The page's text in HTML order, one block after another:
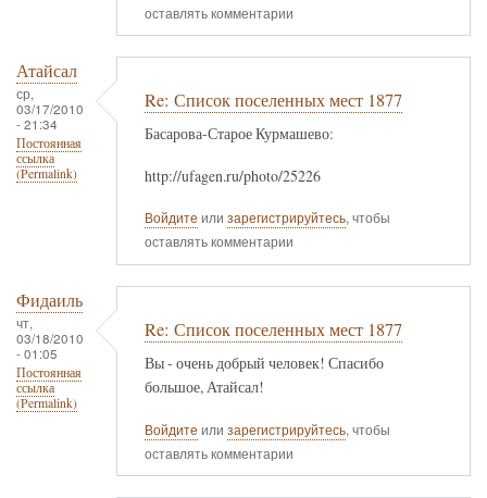
оставлять комментарии
Атайсал
ср,
03/17/2010
- 21:34
Постоянная
ссылка
(Permalink)
Re: Список поселенных мест 1877
Басарова-Старое Курмашево:
http://ufagen.ru/photo/25226
Войдите или зарегистрируйтесь, чтобы
оставлять комментарии
Фидаиль
чт,
03/18/2010
- 01:05
Постоянная
ссылка
(Permalink)
Re: Список поселенных мест 1877
Вы - очень добрый человек! Спасибо
большое, Атайсал!
Войдите или зарегистрируйтесь, чтобы
оставлять комментарии